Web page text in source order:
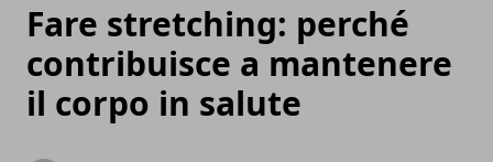
Fare stretching: perché
contribuisce a mantenere
il corpo in salute